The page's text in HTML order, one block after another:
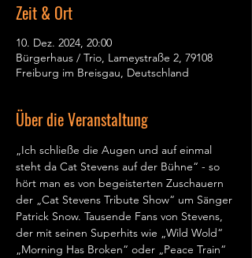
Zeit & Ort
10. Dez. 2024, 20:00
Bürgerhaus / Trio, Lameystraße 2, 79108
Freiburg im Breisgau, Deutschland
Über die Veranstaltung
„Ich schließe die Augen und auf einmal
steht da Cat Stevens auf der Bühne“ - so
hört man es von begeisterten Zuschauern
der „Cat Stevens Tribute Show“ um Sänger
Patrick Snow. Tausende Fans von Stevens,
der mit seinen Superhits wie „Wild Wold“
„Morning Has Broken“ oder „Peace Train“